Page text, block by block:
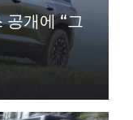
공개에 “그